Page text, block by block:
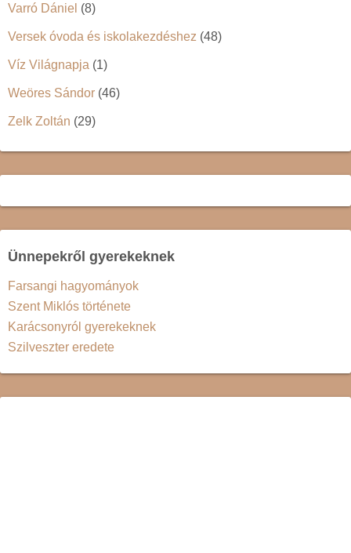
Varró Dániel (8)
Versek óvoda és iskolakezdéshez (48)
Víz Világnapja (1)
Weöres Sándor (46)
Zelk Zoltán (29)
Ünnepekről gyerekeknek
Farsangi hagyományok
Szent Miklós története
Karácsonyról gyerekeknek
Szilveszter eredete